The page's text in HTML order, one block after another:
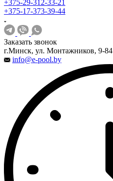
+375-29-312-33-21
+375-17-373-39-44
Заказать звонок
г.Минск, ул. Монтажников, 9-84
info@e-pool.by